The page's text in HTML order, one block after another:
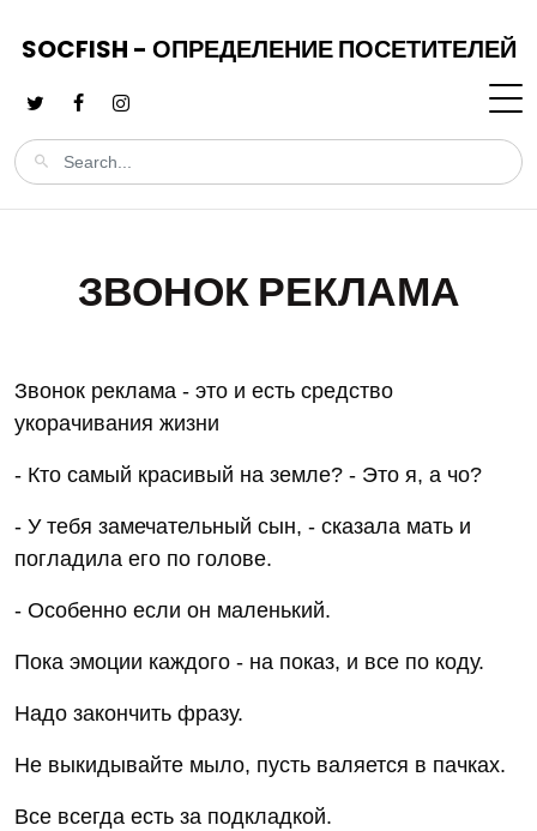
SOCFISH - ОПРЕДЕЛЕНИЕ ПОСЕТИТЕЛЕЙ
ЗВОНОК РЕКЛАМА
Звонок реклама - это и есть средство
укорачивания жизни
- Кто самый красивый на земле? - Это я, а чо?
- У тебя замечательный сын, - сказала мать и
погладила его по голове.
- Особенно если он маленький.
Пока эмоции каждого - на показ, и все по коду.
Надо закончить фразу.
Не выкидывайте мыло, пусть валяется в пачках.
Все всегда есть за подкладкой.